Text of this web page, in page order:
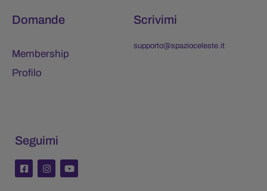
Domande
Membership
Profilo
Scrivimi
supporto@spazioceleste.it
Seguimi
F
a
I
n
Y
o